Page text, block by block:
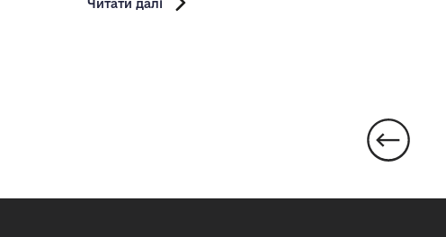
Читати далі